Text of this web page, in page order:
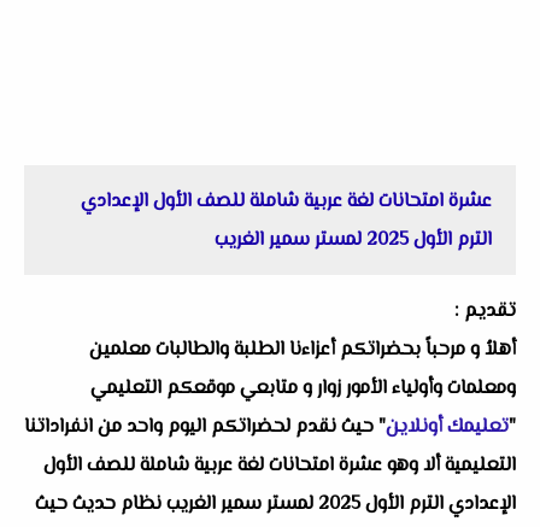
عشرة امتحانات لغة عربية شاملة للصف الأول الإعدادي
الترم الأول 2025 لمستر سمير الغريب
تقديم :
أهلاُ و مرحباً بحضراتكم أعزاءنا الطلبة والطالبات معلمين
ومعلمات وأولياء الأمور زوار و متابعي موقعكم التعليمي
"تعليمك أونلاين" حيث نقدم لحضراتكم اليوم واحد من انفراداتنا
التعليمية ألا وهو عشرة امتحانات لغة عربية شاملة للصف الأول
الإعدادي الترم الأول 2025 لمستر سمير الغريب نظام حديث حيث